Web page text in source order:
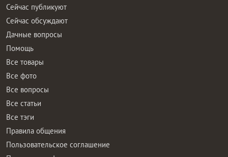
Сейчас публикуют
Сейчас обсуждают
Дачные вопросы
Помощь
Все товары
Все фото
Все вопросы
Все статьи
Все тэги
Правила общения
Пользовательское соглашение